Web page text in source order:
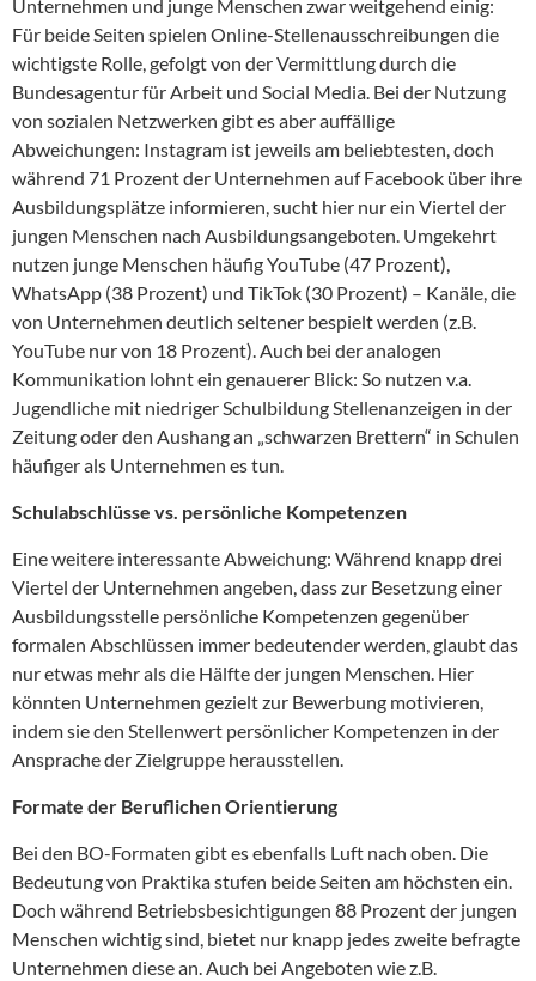
Unternehmen und junge Menschen zwar weitgehend einig:
Für beide Seiten spielen Online-Stellenausschreibungen die
wichtigste Rolle, gefolgt von der Vermittlung durch die
Bundesagentur für Arbeit und Social Media. Bei der Nutzung
von sozialen Netzwerken gibt es aber auffällige
Abweichungen: Instagram ist jeweils am beliebtesten, doch
während 71 Prozent der Unternehmen auf Facebook über ihre
Ausbildungsplätze informieren, sucht hier nur ein Viertel der
jungen Menschen nach Ausbildungsangeboten. Umgekehrt
nutzen junge Menschen häufig YouTube (47 Prozent),
WhatsApp (38 Prozent) und TikTok (30 Prozent) – Kanäle, die
von Unternehmen deutlich seltener bespielt werden (z.B.
YouTube nur von 18 Prozent). Auch bei der analogen
Kommunikation lohnt ein genauerer Blick: So nutzen v.a.
Jugendliche mit niedriger Schulbildung Stellenanzeigen in der
Zeitung oder den Aushang an „schwarzen Brettern“ in Schulen
häufiger als Unternehmen es tun.
Schulabschlüsse vs. persönliche Kompetenzen
Eine weitere interessante Abweichung: Während knapp drei
Viertel der Unternehmen angeben, dass zur Besetzung einer
Ausbildungsstelle persönliche Kompetenzen gegenüber
formalen Abschlüssen immer bedeutender werden, glaubt das
nur etwas mehr als die Hälfte der jungen Menschen. Hier
könnten Unternehmen gezielt zur Bewerbung motivieren,
indem sie den Stellenwert persönlicher Kompetenzen in der
Ansprache der Zielgruppe herausstellen.
Formate der Beruflichen Orientierung
Bei den BO-Formaten gibt es ebenfalls Luft nach oben. Die
Bedeutung von Praktika stufen beide Seiten am höchsten ein.
Doch während Betriebsbesichtigungen 88 Prozent der jungen
Menschen wichtig sind, bietet nur knapp jedes zweite befragte
Unternehmen diese an. Auch bei Angeboten wie z.B.